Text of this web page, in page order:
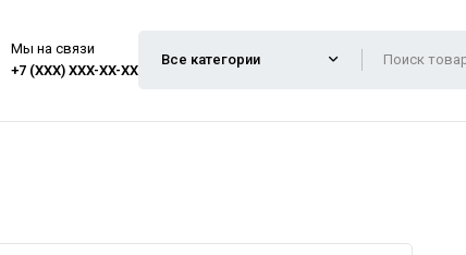
Мы на связи
+7 (XXX) XXX-XX-XX